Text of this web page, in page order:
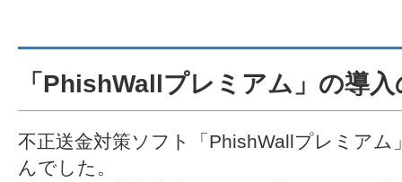
「PhishWallプレミアム」の導
不正送金対策ソフト「PhishWallプレミア
んでした。